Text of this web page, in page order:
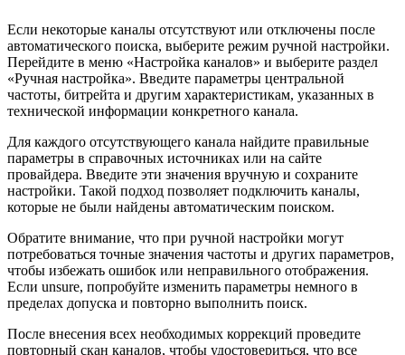
Если некоторые каналы отсутствуют или отключены после
автоматического поиска, выберите режим ручной настройки.
Перейдите в меню «Настройка каналов» и выберите раздел
«Ручная настройка». Введите параметры центральной
частоты, битрейта и другим характеристикам, указанных в
технической информации конкретного канала.
Для каждого отсутствующего канала найдите правильные
параметры в справочных источниках или на сайте
провайдера. Введите эти значения вручную и сохраните
настройки. Такой подход позволяет подключить каналы,
которые не были найдены автоматическим поиском.
Обратите внимание, что при ручной настройки могут
потребоваться точные значения частоты и других параметров,
чтобы избежать ошибок или неправильного отображения.
Если unsure, попробуйте изменить параметры немного в
пределах допуска и повторно выполнить поиск.
После внесения всех необходимых коррекций проведите
повторный скан каналов, чтобы удостовериться, что все